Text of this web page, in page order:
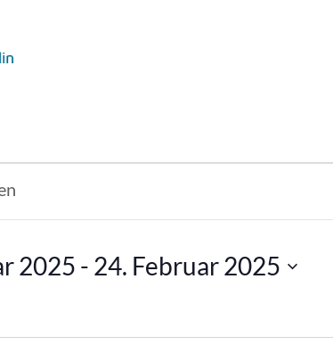
2025 - 24. Februar 2025